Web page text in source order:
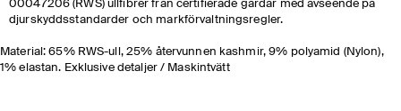
00047206 (RWS) ullfibrer från certifierade gårdar med avseende på
djurskyddsstandarder och markförvaltningsregler.
Material: 65% RWS-ull, 25% återvunnen kashmir, 9% polyamid (Nylon),
1% elastan. Exklusive detaljer / Maskintvätt